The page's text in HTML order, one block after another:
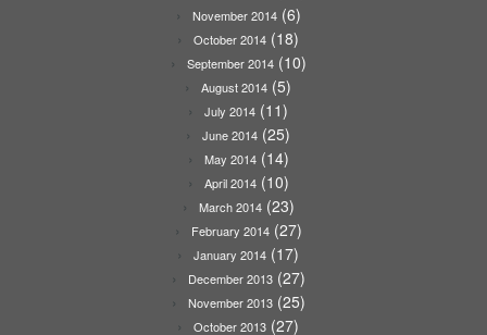
November 2014(6)
October 2014 (18)
September 2014(10)
August 2014 (5)
July 2014 (11)
June 2014 (25)
May 2014(14)
April 2014(10)
March 2014(23)
February 2014(27)
January 2014 (17)
December 2013(27)
November 2013(25)
October 2013 (27)